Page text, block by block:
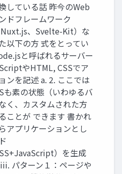
している話 昨今のWeb
ドフレームワーク
Nuxt.js、Svelte-Kit）な
以下の方 式をとってい
と呼ばれるサーバー
やHTML, CSSでア
ンを記述 a. 2. ここでは
も素の状態（いわゆるバ
く、カスタムされた方
ことが できます 書かれ
アプリケーションとし
）を生成
パターン１：ページや